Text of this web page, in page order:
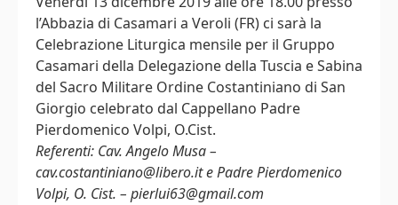
l’Abbazia di Casamari a Veroli (FR) ci sarà la
Celebrazione Liturgica mensile per il Gruppo
Casamari della Delegazione della Tuscia e Sabina
del Sacro Militare Ordine Costantiniano di San
Giorgio celebrato dal Cappellano Padre
Pierdomenico Volpi, O.Cist.
Referenti: Cav. Angelo Musa –
cav.costantiniano@libero.it e Padre Pierdomenico
Volpi, O. Cist. – pierlui63@gmail.com